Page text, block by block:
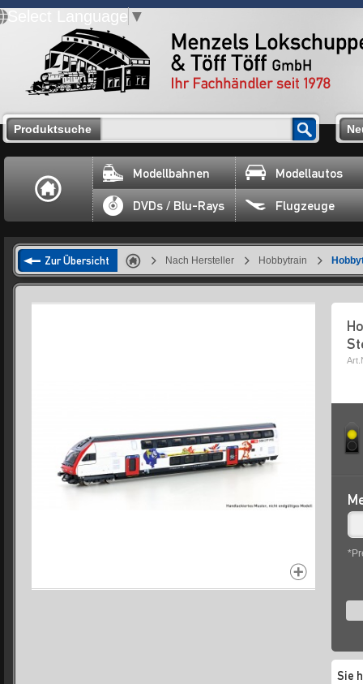
Select Language ▼
Produktsuche
Modellbahnen Modellautos
DVDs / Blu-Rays Flugzeuge
Zur Übersicht Nach Hersteller Hobbytrain
Sie